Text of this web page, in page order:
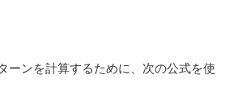
ーンを計算するために、次の公式を使